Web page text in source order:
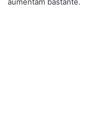
aumentam bastante.